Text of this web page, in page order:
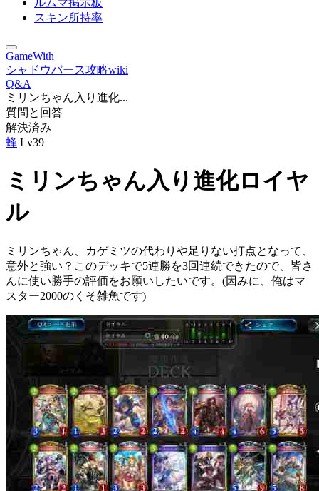
ルムマ掲示板
スキン所持率
GameWith
シャドウバース攻略wiki
Q&A
ミリンちゃん入り進化...
質問と回答
解決済み
蜂 Lv39
ミリンちゃん入り進化ロイヤ
ル
ミリンちゃん、カゲミツの代わりや足りない打点となって、
意外と強い？このデッキで5連勝を3回連続できたので、皆さ
んに使い勝手の評価をお願いしたいです。(因みに、俺はマ
スター2000のくそ雑魚です)